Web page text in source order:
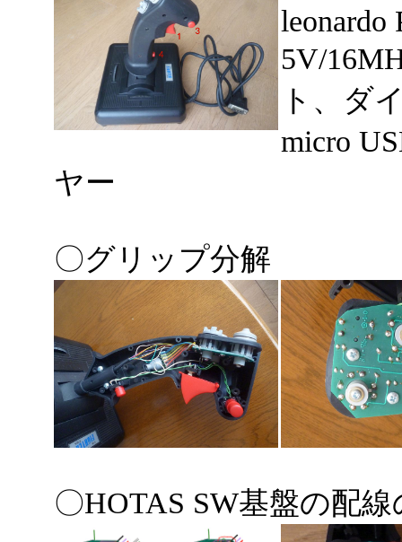
leonardo
5V/
ト、ダ
micro
ヤー
〇グリップ分解
〇HOTAS SW基盤の配